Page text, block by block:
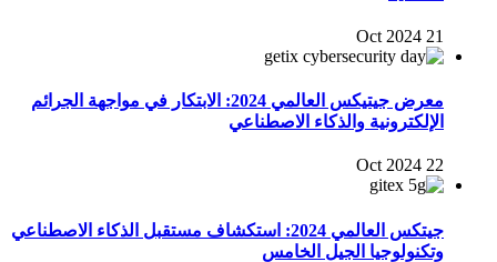
21 Oct 2024
معرض جيتيكس العالمي 2024: الابتكار في مواجهة الجرائم
الإلكترونية والذكاء الاصطناعي
22 Oct 2024
جيتكس العالمي 2024: استكشاف مستقبل الذكاء الاصطناعي
وتكنولوجيا الجيل الخامس